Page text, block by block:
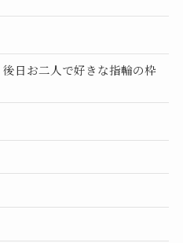
日お二人で好きな指輪の枠